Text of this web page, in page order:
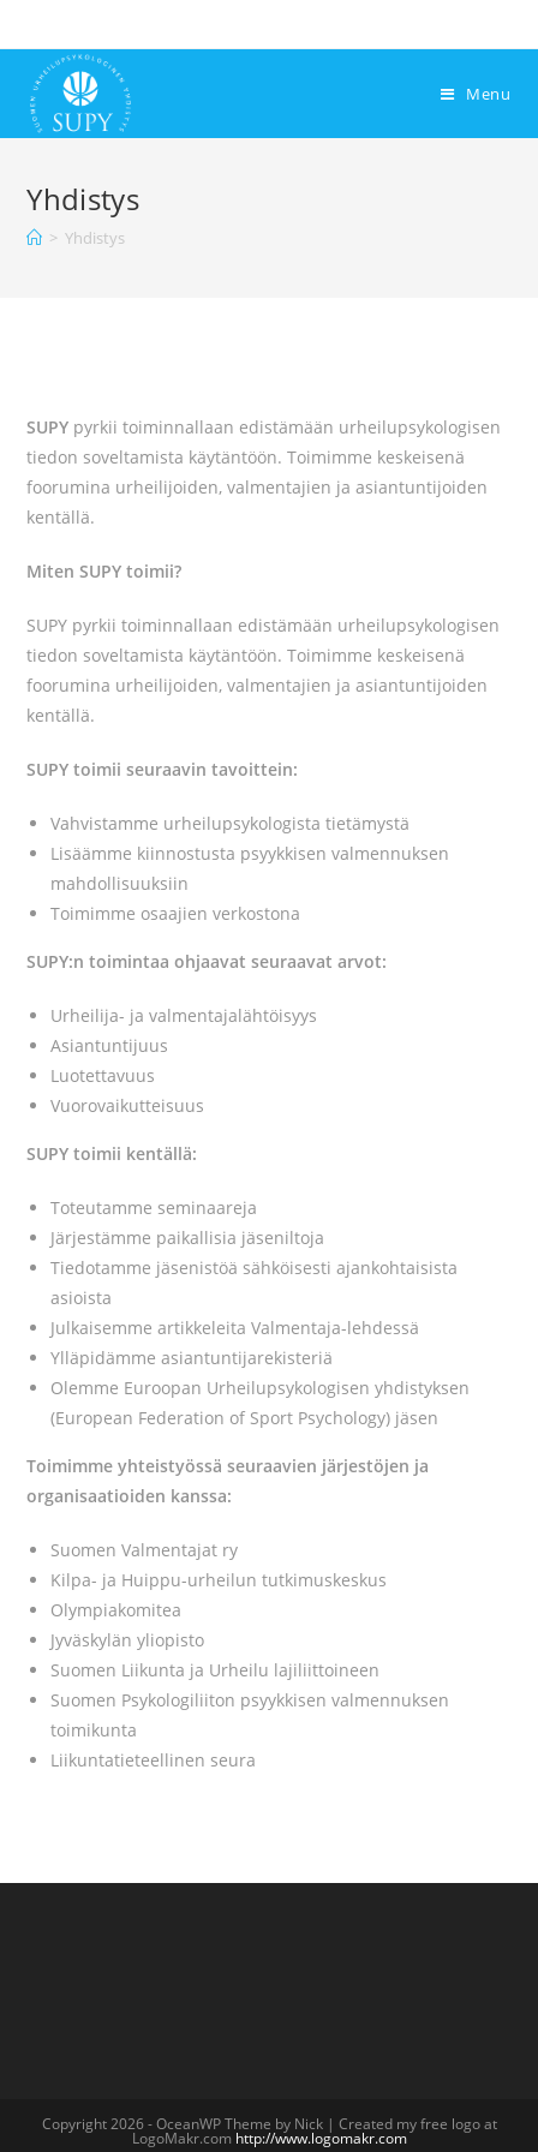
Menu
Yhdistys
> Yhdistys
SUPY pyrkii toiminnallaan edistämään urheilupsykologisen
tiedon soveltamista käytäntöön. Toimimme keskeisenä
foorumina urheilijoiden, valmentajien ja asiantuntijoiden
kentällä.
Miten SUPY toimii?
SUPY pyrkii toiminnallaan edistämään urheilupsykologisen
tiedon soveltamista käytäntöön. Toimimme keskeisenä
foorumina urheilijoiden, valmentajien ja asiantuntijoiden
kentällä.
SUPY toimii seuraavin tavoittein:
Vahvistamme urheilupsykologista tietämystä
Lisäämme kiinnostusta psyykkisen valmennuksen
mahdollisuuksiin
Toimimme osaajien verkostona
SUPY:n toimintaa ohjaavat seuraavat arvot:
Urheilija- ja valmentajalähtöisyys
Asiantuntijuus
Luotettavuus
Vuorovaikutteisuus
SUPY toimii kentällä:
Toteutamme seminaareja
Järjestämme paikallisia jäseniltoja
Tiedotamme jäsenistöä sähköisesti ajankohtaisista
asioista
Julkaisemme artikkeleita Valmentaja-lehdessä
Ylläpidämme asiantuntijarekisteriä
Olemme Euroopan Urheilupsykologisen yhdistyksen
(European Federation of Sport Psychology) jäsen
Toimimme yhteistyössä seuraavien järjestöjen ja
organisaatioiden kanssa:
Suomen Valmentajat ry
Kilpa- ja Huippu-urheilun tutkimuskeskus
Olympiakomitea
Jyväskylän yliopisto
Suomen Liikunta ja Urheilu lajiliittoineen
Suomen Psykologiliiton psyykkisen valmennuksen
toimikunta
Liikuntatieteellinen seura
Copyright 2026 - OceanWP Theme by Nick | Created my free logo at
LogoMakr.com http://www.logomakr.com